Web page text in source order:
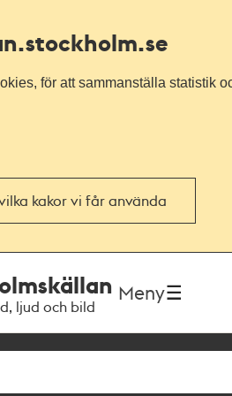
.stockholm.se
för att sammanställa statistik
kakor vi får använda
ljud och bild
Meny